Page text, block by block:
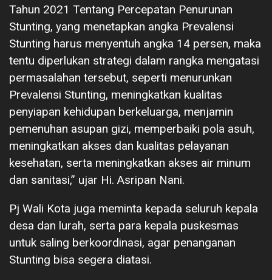
Tahun 2021 Tentang Percepatan Penurunan
Stunting, yang menetapkan angka Prevalensi
Stunting harus menyentuh angka 14 persen, maka
tentu diperlukan strategi dalam rangka mengatasi
permasalahan tersebut, seperti menurunkan
Prevalensi Stunting, meningkatkan kualitas
penyiapan kehidupan berkeluarga, menjamin
pemenuhan asupan gizi, memperbaiki pola asuh,
meningkatkan akses dan kualitas pelayanan
kesehatan, serta meningkatkan akses air minum
dan sanitasi,” ujar Hi. Asripan Nani.
Pj Wali Kota juga meminta kepada seluruh kepala
desa dan lurah, serta para kepala puskesmas
untuk saling berkoordinasi, agar penanganan
Stunting bisa segera diatasi.